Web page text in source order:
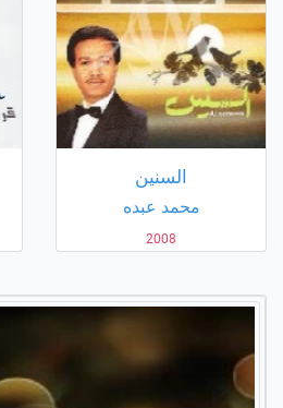
السنين
محمد عبده
2008